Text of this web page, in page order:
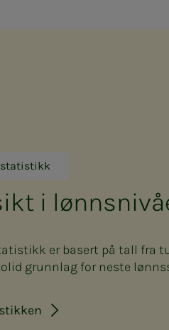
i
er basert på tall fra
grunnlag for neste